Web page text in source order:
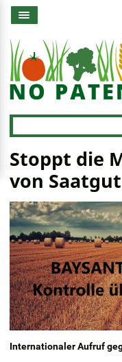
Direkt
Stoppt die
von
Internationaler Aufruf